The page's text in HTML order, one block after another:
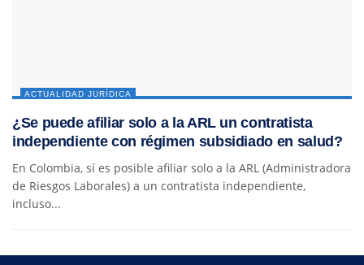
ACTUALIDAD JURÍDICA
¿Se puede afiliar solo a la ARL un contratista
independiente con régimen subsidiado en salud?
En Colombia, sí es posible afiliar solo a la ARL (Administradora
de Riesgos Laborales) a un contratista independiente,
incluso...